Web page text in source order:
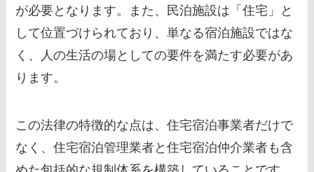
が必要となります。また、民泊施設は「住宅」と
して位置づけられており、単なる宿泊施設ではな
く、人の生活の場としての要件を満たす必要があ
ります。
この法律の特徴的な点は、住宅宿泊事業者だけで
なく、住宅宿泊管理業者と住宅宿泊仲介業者も含